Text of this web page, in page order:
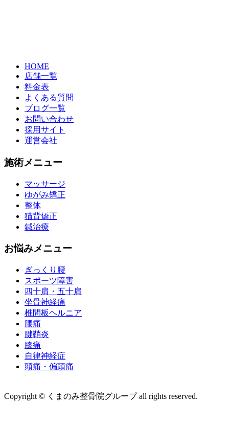
HOME
店舗一覧
料金表
よくある質問
ブログ一覧
お問い合わせ
採用サイト
運営会社
施術メニュー
マッサージ
ゆがみ矯正
整体
猫背矯正
鍼治療
お悩みメニュー
ぎっくり腰
スポーツ障害
四十肩・五十肩
坐骨神経痛
椎間板ヘルニア
腰痛
腱鞘炎
膝痛
自律神経症
頭痛・偏頭痛
Copyright © くまのみ整骨院グループ all rights reserved.